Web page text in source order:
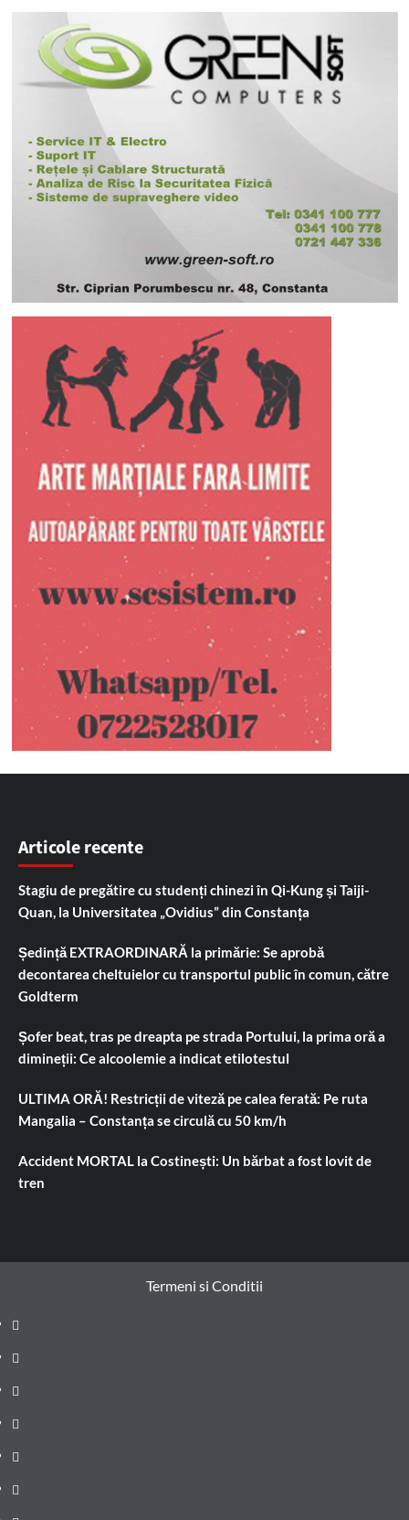
Articole recente
Stagiu de pregătire cu studenți chinezi în Qi-Kung și Taiji-
Quan, la Universitatea „Ovidius” din Constanța
Ședință EXTRAORDINARĂ la primărie: Se aprobă
decontarea cheltuielor cu transportul public în comun, către
Goldterm
Șofer beat, tras pe dreapta pe strada Portului, la prima oră a
dimineții: Ce alcoolemie a indicat etilotestul
ULTIMA ORĂ! Restricții de viteză pe calea ferată: Pe ruta
Mangalia – Constanța se circulă cu 50 km/h
Accident MORTAL la Costinești: Un bărbat a fost lovit de
tren
Termeni si Conditii
Prima
pagină
Știri
de
ultima
Administrație
locală
Actualitate
Justiție
Cultura